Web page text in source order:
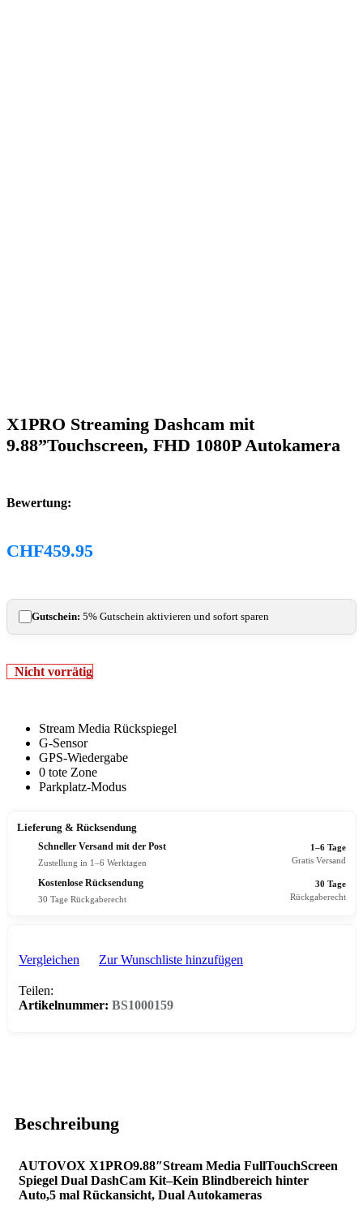
X1PRO Streaming Dashcam mit
9.88”Touchscreen, FHD 1080P Autokamera
Bewertung:
CHF459.95
Gutschein: 5% Gutschein aktivieren und sofort sparen
Nicht vorrätig
Stream Media Rückspiegel
G-Sensor
GPS-Wiedergabe
0 tote Zone
Parkplatz-Modus
Lieferung & Rücksendung
Schneller Versand mit der Post
Zustellung in 1–6 Werktagen
1–6 Tage
Gratis Versand
Kostenlose Rücksendung
30 Tage Rückgaberecht
30 Tage
Rückgaberecht
Vergleichen Zur Wunschliste hinzufügen
Teilen:
Artikelnummer: BS1000159
Beschreibung
AUTOVOX X1PRO9.88″Stream Media FullTouchScreen
Spiegel Dual DashCam Kit–Kein Blindbereich hinter
Auto,5 mal Rückansicht, Dual Autokameras